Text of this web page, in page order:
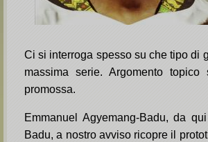
Ci si interroga spesso su che tipo di
massima serie. Argomento
promossa.
Emmanuel Agyemang-Badu, da
Badu, a nostro avviso ricopre il